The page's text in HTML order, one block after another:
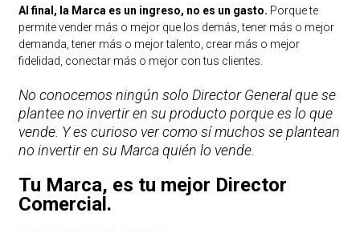
Al final, la Marca es un ingreso, no es un gasto. Porque te
permite vender más o mejor que los demás, tener más o mejor
demanda, tener más o mejor talento, crear más o mejor
fidelidad, conectar más o mejor con tus clientes.
No conocemos ningún solo Director General que se
plantee no invertir en su producto porque es lo que
vende. Y es curioso ver como sí muchos se plantean
no invertir en su Marca quién lo vende.
Tu Marca, es tu mejor Director
Comercial.